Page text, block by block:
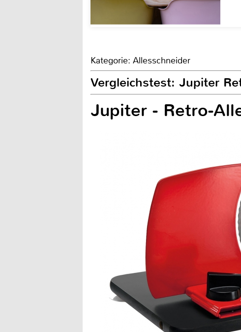
Kategorie: Allesschneider
Vergleichstest: Jupiter
Jupiter - Retro-